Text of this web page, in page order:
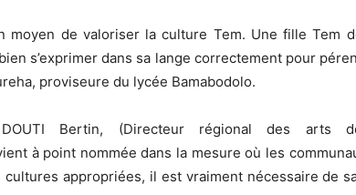
moyen de valoriser la culture Tem. Une filleTem
s’exprimer dans sa lange correctement pour
, proviseure du lycée Bamabodolo.
DOUTI Bertin, (Directeurrégional des arts
à point nommée dans la mesure où les
appropriées, il est vraiment nécessaire de